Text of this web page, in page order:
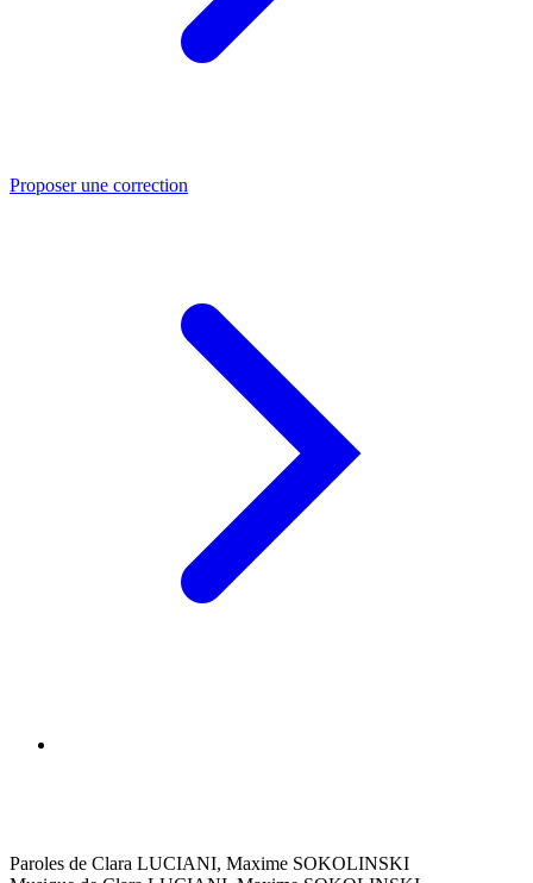
Proposer une correction
Paroles de Clara LUCIANI, Maxime SOKOLINSKI